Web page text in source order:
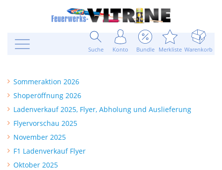
Suche Konto Bundle Merkliste Warenkorb
Sommeraktion 2026
Shoperöffnung 2026
Ladenverkauf 2025, Flyer, Abholung und Auslieferung
Flyervorschau 2025
November 2025
F1 Ladenverkauf Flyer
Oktober 2025